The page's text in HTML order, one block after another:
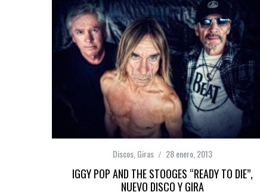
Discos, Giras 28 enero, 2013
IGGY POP AND THE STOOGES “READY TO DIE”,
NUEVO DISCO Y GIRA